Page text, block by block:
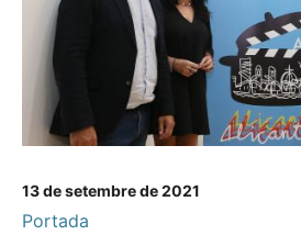
13 de setembre de 2021
Portada